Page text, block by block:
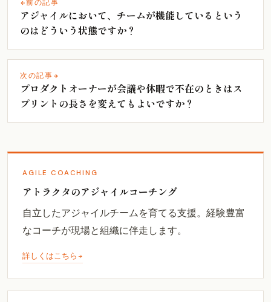
前の記事
アジャイルにおいて、チームが機能しているという
のはどういう状態ですか？
次の記事
プロダクトオーナーが会議や休暇で不在のときはス
プリントの長さを変えてもよいですか？
AGILE COACHING
アトラクタのアジャイルコーチング
自立したアジャイルチームを育てる支援。経験豊富
なコーチが現場と組織に伴走します。
詳しくはこちら